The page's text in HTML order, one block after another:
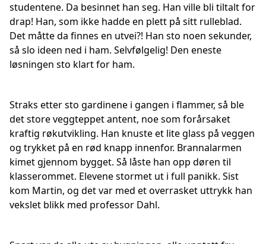
studentene. Da besinnet han seg. Han ville bli tiltalt for
drap! Han, som ikke hadde en plett på sitt rulleblad.
Det måtte da finnes en utvei?! Han sto noen sekunder,
så slo ideen ned i ham. Selvfølgelig! Den eneste
løsningen sto klart for ham.
Straks etter sto gardinene i gangen i flammer, så ble
det store veggteppet antent, noe som forårsaket
kraftig røkutvikling. Han knuste et lite glass på veggen
og trykket på en rød knapp innenfor. Brannalarmen
kimet gjennom bygget. Så låste han opp døren til
klasserommet. Elevene stormet ut i full panikk. Sist
kom Martin, og det var med et overrasket uttrykk han
vekslet blikk med professor Dahl.